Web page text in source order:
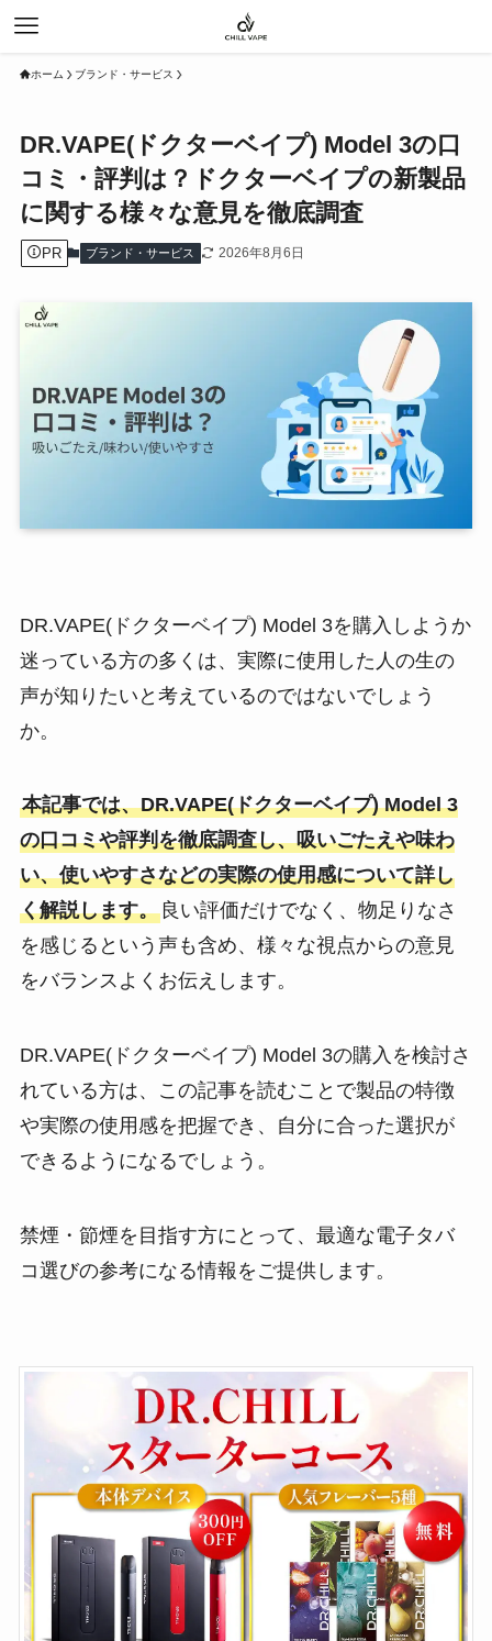
ホーム ブランド・サービス
DR.VAPE(ドクターベイプ) Model 3の口
コミ・評判は？ドクターベイプの新製品
に関する様々な意見を徹底調査
PR ブランド・サービス 2026年8月6日
DR.VAPE(ドクターベイプ) Model 3を購入しようか
迷っている方の多くは、実際に使用した人の生の
声が知りたいと考えているのではないでしょう
か。
本記事では、DR.VAPE(ドクターベイプ) Model 3
の口コミや評判を徹底調査し、吸いごたえや味わ
い、使いやすさなどの実際の使用感について詳し
く解説します。良い評価だけでなく、物足りなさ
を感じるという声も含め、様々な視点からの意見
をバランスよくお伝えします。
DR.VAPE(ドクターベイプ) Model 3の購入を検討さ
れている方は、この記事を読むことで製品の特徴
や実際の使用感を把握でき、自分に合った選択が
できるようになるでしょう。
禁煙・節煙を目指す方にとって、最適な電子タバ
コ選びの参考になる情報をご提供します。